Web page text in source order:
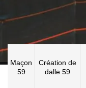
Maçon
59
Création de
dalle 59